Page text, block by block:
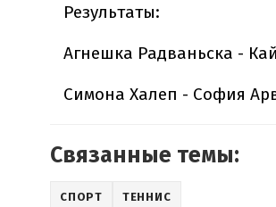
Результаты:
Агнешка Радваньска -
Симона Халеп - София
Связанные темы:
СПОРТ ТЕННИС